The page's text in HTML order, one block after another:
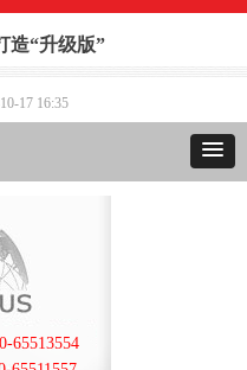
65513554
造“升级版”
17 16:35